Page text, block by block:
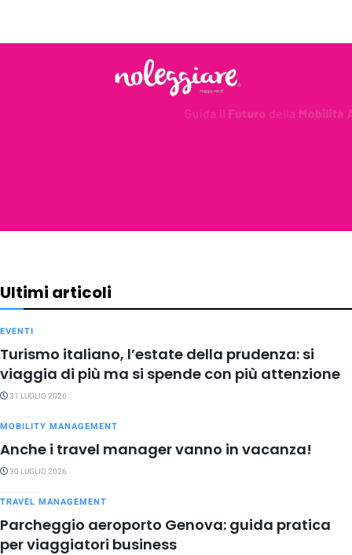
Ultimi articoli
EVENTI
Turismo italiano, l’estate della prudenza: si
viaggia di più ma si spende con più attenzione
31 LUGLIO 2026
MOBILITY MANAGEMENT
Anche i travel manager vanno in vacanza!
30 LUGLIO 2026
TRAVEL MANAGEMENT
Parcheggio aeroporto Genova: guida pratica
per viaggiatori business